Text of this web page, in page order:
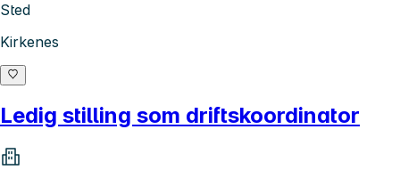
Sted
Kirkenes
Ledig stilling som driftskoordinator